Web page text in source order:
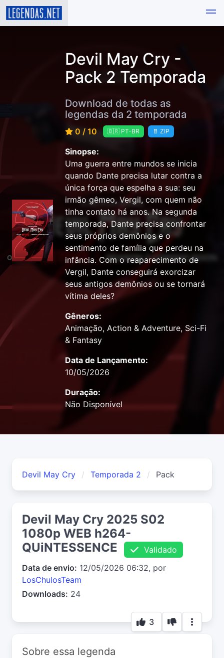
Devil May Cry -
Pack 2 Temporada
Download de todas as
legendas da 2 temporada
0 / 10 🇧🇷 PT-BR 📄 ZIP
Sinopse:
Uma guerra entre mundos se inicia
quando Dante precisa lutar contra a
única força que espelha a sua: seu
irmão gêmeo, Vergil, com quem não
tinha contato há anos. Na segunda
temporada, Dante precisa confrontar
seus próprios demônios e o
sentimento de família que perdeu na
infância. Com o reaparecimento de
Vergil, Dante conseguirá exorcizar
seus antigos demônios ou se tornará
vítima deles?
Gêneros:
Animação, Action & Adventure, Sci-Fi
& Fantasy
Data de Lançamento:
10/05/2026
Duração:
Não Disponível
Devil May Cry Temporada 2 Pack
Devil May Cry 2025 S02
1080p WEB h264-
QUiNTESSENCE
Validado
Data de envio: 12/05/2026 06:32, por
LosChulosTeam
Downloads: 24
3
Sobre essa legenda